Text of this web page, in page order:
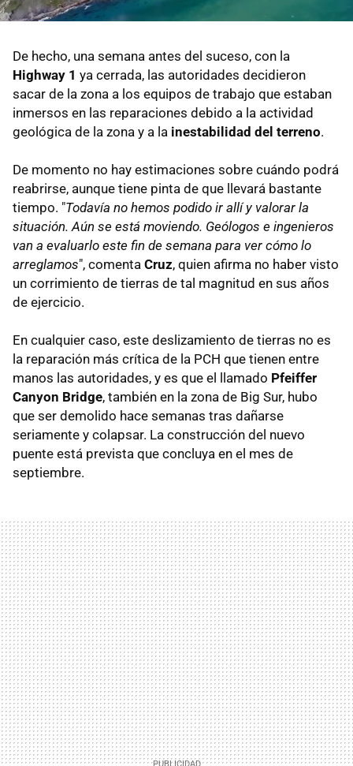
De hecho, una semana antes del suceso, con la
Highway 1 ya cerrada, las autoridades decidieron
sacar de la zona a los equipos de trabajo que estaban
inmersos en las reparaciones debido a la actividad
geológica de la zona y a la inestabilidad del terreno.
De momento no hay estimaciones sobre cuándo podrá
reabrirse, aunque tiene pinta de que llevará bastante
tiempo. "Todavía no hemos podido ir allí y valorar la
situación. Aún se está moviendo. Geólogos e ingenieros
van a evaluarlo este fin de semana para ver cómo lo
arreglamos", comenta Cruz, quien afirma no haber visto
un corrimiento de tierras de tal magnitud en sus años
de ejercicio.
En cualquier caso, este deslizamiento de tierras no es
la reparación más crítica de la PCH que tienen entre
manos las autoridades, y es que el llamado Pfeiffer
Canyon Bridge, también en la zona de Big Sur, hubo
que ser demolido hace semanas tras dañarse
seriamente y colapsar. La construcción del nuevo
puente está prevista que concluya en el mes de
septiembre.